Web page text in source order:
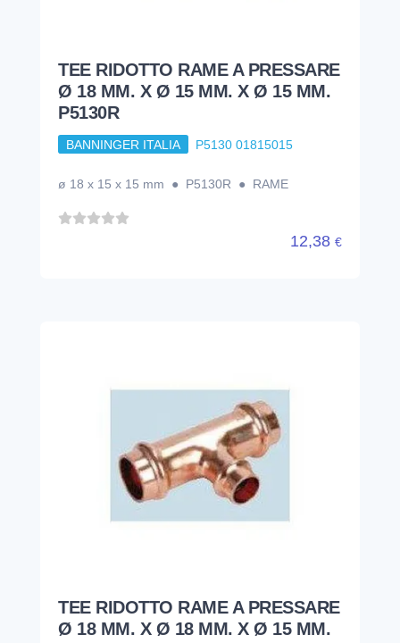
TEE RIDOTTO RAME A PRESSARE
Ø 18 MM. X Ø 15 MM. X Ø 15 MM.
P5130R
BANNINGER ITALIA P5130 01815015
ø 18 x 15 x 15 mm ● P5130R ● RAME
12,38 €
TEE RIDOTTO RAME A PRESSARE
Ø 18 MM. X Ø 18 MM. X Ø 15 MM.